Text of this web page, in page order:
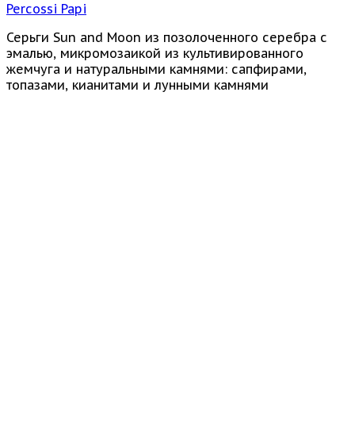
Percossi Papi
Серьги Sun and Moon из позолоченного серебра с
эмалью, микромозаикой из культивированного
жемчуга и натуральными камнями: сапфирами,
топазами, кианитами и лунными камнями